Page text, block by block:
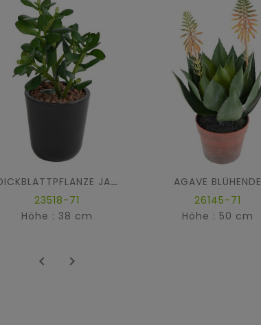
DICKBLATTPFLANZE JADE
23518-71
Höhe : 38 cm
AGAVE BLÜHENDE
26145-71
Höhe : 50 cm
 